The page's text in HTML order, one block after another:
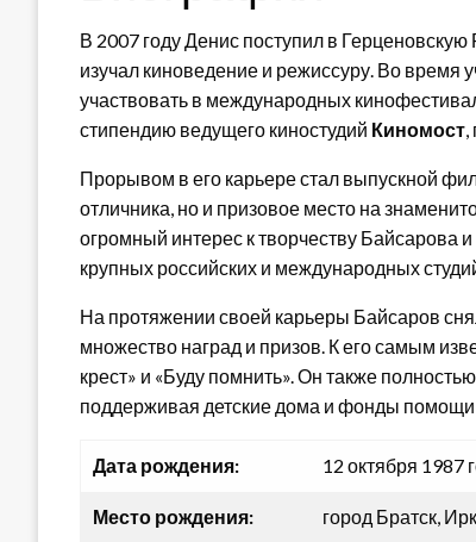
В 2007 году Денис поступил в
изучал киноведение и режиссуру. Во время
участвовать в международных
стипендию ведущего киностудий Киномост,
Прорывом в его карьере стал выпускной
отличника, но и призовое место на
огромный интерес к творчеству Байсарова
крупных российских и международных
На протяжении своей карьеры Байсаров
множество наград и призов. К его самым
крест» и «Буду помнить». Он также
поддерживая детские дома и фонды помощи
Дата рождения: 12 октября 1987
Место рождения: город Братск,